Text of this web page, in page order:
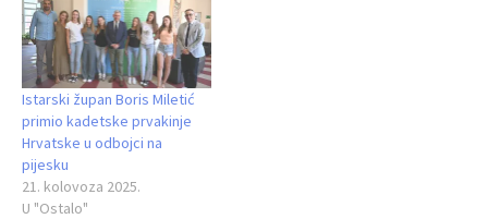
Istarski župan Boris Miletić
primio kadetske prvakinje
Hrvatske u odbojci na
pijesku
21. kolovoza 2025.
U "Ostalo"